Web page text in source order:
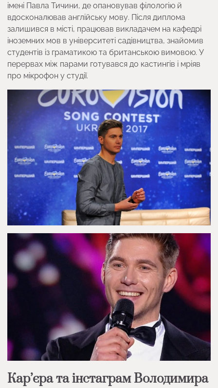
імені Павла Тичини, де опановував філологію й
вдосконалював англійську мову. Після диплома
залишився в місті, працював викладачем на кафедрі
іноземних мов в університеті садівництва, знайомив
студентів із граматикою та британською вимовою. У
перервах між парами готувався до кастингів і мріяв
про мікрофон у студії.
Кар’єра та інстаграм Володимира